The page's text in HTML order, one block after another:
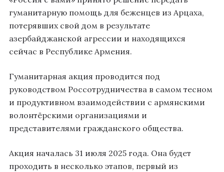
гуманитарную помощь для беженцев из Арцаха,
потерявших свой дом в результате
азербайджанской агрессии и находящихся
сейчас в Республике Армения.
Гуманитарная акция проводится под
руководством Россотрудничества в самом тесном
и продуктивном взаимодействии с армянскими
волонтёрскими организациями и
представителями гражданского общества.
Акция началась 31 июля 2025 года. Она будет
проходить в несколько этапов, первый из